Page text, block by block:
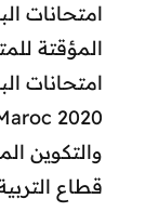
المؤقتة
والتكوين
قطاع